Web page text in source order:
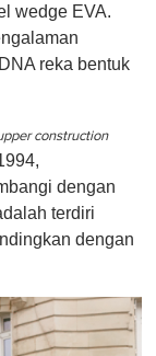
wedge EVA.
reka bentuk
construction
dengan
terdiri
dengan